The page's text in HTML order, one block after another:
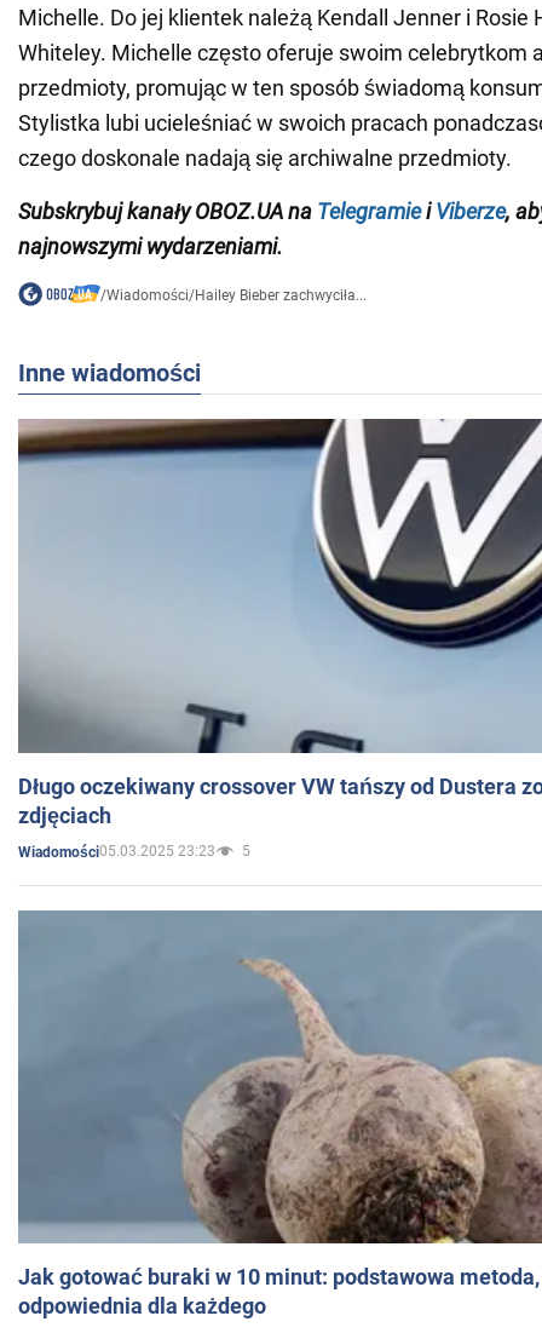
Michelle. Do jej klientek należą Kendall Jenner i Rosie
Whiteley. Michelle często oferuje swoim celebrytkom
przedmioty, promując w ten sposób świadomą
Stylistka lubi ucieleśniać w swoich pracach
czego doskonale nadają się archiwalne przedmioty.
Subskrybuj kanały OBOZ.UA na TelegramieiViberze,
najnowszymi wydarzeniami.
/Wiadomości/Hailey Bieber zachwyciła...
Inne wiadomości
Długo oczekiwany crossover VW tańszy od Dustera
zdjęciach
Wiadomości05.03.2025 23:23 5
Jak gotować buraki w 10 minut: podstawowa
odpowiednia dla każdego